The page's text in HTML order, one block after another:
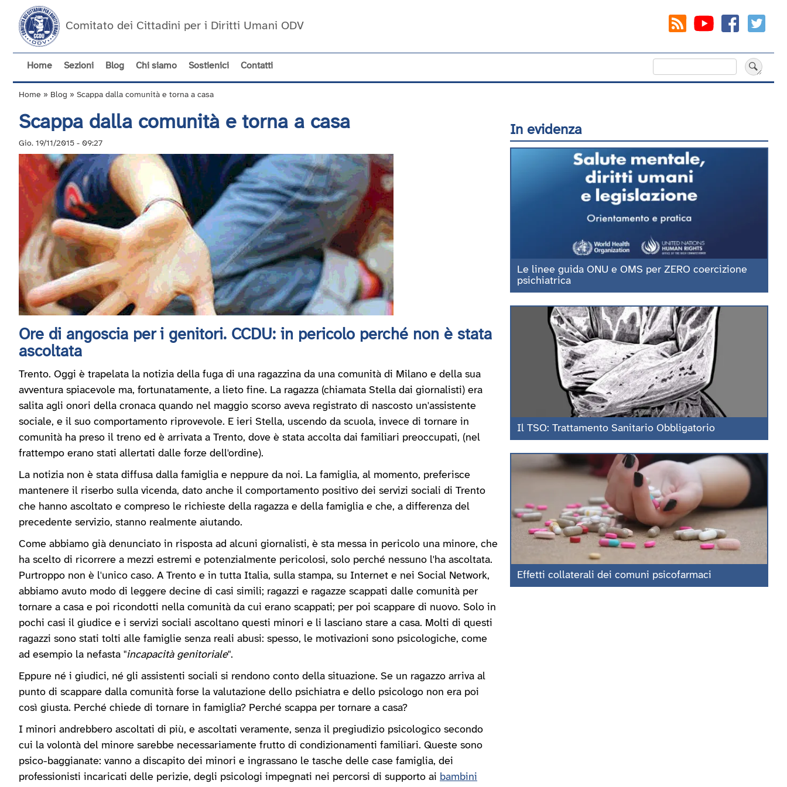
contenuto
principale
Comitato dei Cittadini per i Diritti Umani ODV
Navigazione
principale
Home Sezioni Blog Chi siamo Sostienici Contatti
di
pane
Home Blog Scappa dalla comunità e torna a casa
Scappa dalla comunità e torna a casa
Gio. 19/11/2015 - 09:27
Ore di angoscia per i genitori. CCDU: in pericolo perché non è stata
ascoltata
Trento. Oggi è trapelata la notizia della fuga di una ragazzina da una comunità di Milano e della sua
avventura spiacevole ma, fortunatamente, a lieto fine. La ragazza (chiamata Stella dai giornalisti) era
salita agli onori della cronaca quando nel maggio scorso aveva registrato di nascosto un'assistente
sociale, e il suo comportamento riprovevole. E ieri Stella, uscendo da scuola, invece di tornare in
comunità ha preso il treno ed è arrivata a Trento, dove è stata accolta dai familiari preoccupati, (nel
frattempo erano stati allertati dalle forze dell'ordine).
La notizia non è stata diffusa dalla famiglia e neppure da noi. La famiglia, al momento, preferisce
mantenere il riserbo sulla vicenda, dato anche il comportamento positivo dei servizi sociali di Trento
che hanno ascoltato e compreso le richieste della ragazza e della famiglia e che, a differenza del
precedente servizio, stanno realmente aiutando.
Come abbiamo già denunciato in risposta ad alcuni giornalisti, è sta messa in pericolo una minore, che
ha scelto di ricorrere a mezzi estremi e potenzialmente pericolosi, solo perché nessuno l'ha ascoltata.
Purtroppo non è l'unico caso. A Trento e in tutta Italia, sulla stampa, su Internet e nei Social Network,
abbiamo avuto modo di leggere decine di casi simili; ragazzi e ragazze scappati dalle comunità per
tornare a casa e poi ricondotti nella comunità da cui erano scappati; per poi scappare di nuovo. Solo in
pochi casi il giudice e i servizi sociali ascoltano questi minori e li lasciano stare a casa. Molti di questi
ragazzi sono stati tolti alle famiglie senza reali abusi: spesso, le motivazioni sono psicologiche, come
ad esempio la nefasta "incapacità genitoriale".
Eppure né i giudici, né gli assistenti sociali si rendono conto della situazione. Se un ragazzo arriva al
punto di scappare dalla comunità forse la valutazione dello psichiatra e dello psicologo non era poi
così giusta. Perché chiede di tornare in famiglia? Perché scappa per tornare a casa?
I minori andrebbero ascoltati di più, e ascoltati veramente, senza il pregiudizio psicologico secondo
cui la volontà del minore sarebbe necessariamente frutto di condizionamenti familiari. Queste sono
psico-baggianate: vanno a discapito dei minori e ingrassano le tasche delle case famiglia, dei
professionisti incaricati delle perizie, degli psicologi impegnati nei percorsi di supporto ai bambini
In evidenza
Le linee guida ONU e OMS per ZERO coercizione
psichiatrica
Il TSO: Trattamento Sanitario Obbligatorio
Effetti collaterali dei comuni psicofarmaci